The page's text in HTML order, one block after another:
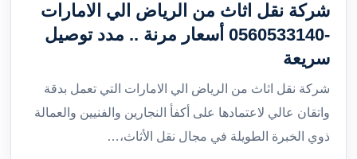
شركة نقل اثاث من الرياض الي الامارات
-0560533140 أسعار مرنة .. مدد توصيل
سريعة
شركة نقل اثاث من الرياض الي الامارات التي تعمل بدقة
واتقان عالي لاعتمادها على أكفأ النجارين والفنيين والعمالة
ذوي الخبرة الطويلة في مجال نقل الأثاث،…